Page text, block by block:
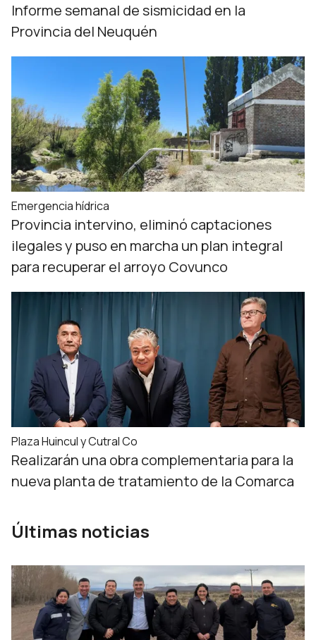
Informe semanal de sismicidad en la
Provincia del Neuquén
Emergencia hídrica
Provincia intervino, eliminó captaciones
ilegales y puso en marcha un plan integral
para recuperar el arroyo Covunco
Plaza Huincul y Cutral Co
Realizarán una obra complementaria para la
nueva planta de tratamiento de la Comarca
Últimas noticias